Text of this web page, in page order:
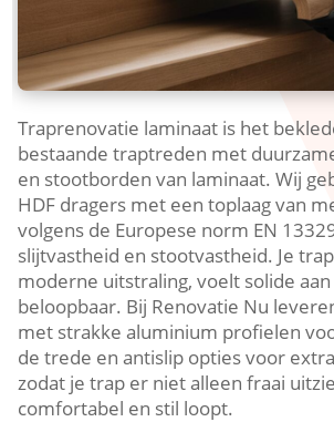
Traprenovatie laminaat is het
bestaande traptreden met
en stootborden van laminaat.​ Wij
HDF dragers met een toplaag van
volgens de Europese norm EN
slijtvastheid en stootvastheid.​ Je
moderne uitstraling, voelt solide
beloopbaar.​ Bij Renovatie Nu
met strakke aluminium profielen
de trede en antislip opties voor
zodat je trap er niet alleen fraai
comfortabel en stil loopt.​